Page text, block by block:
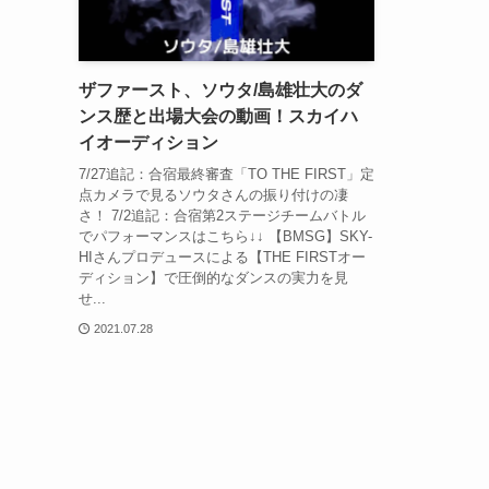
ザファースト、ソウタ/島雄壮大のダ
ンス歴と出場大会の動画！スカイハ
イオーディション
7/27追記：合宿最終審査「TO THE FIRST」定
点カメラで見るソウタさんの振り付けの凄
さ！ 7/2追記：合宿第2ステージチームバトル
でパフォーマンスはこちら↓↓ 【BMSG】SKY-
HIさんプロデュースによる【THE FIRSTオー
ディション】で圧倒的なダンスの実力を見
せ...
2021.07.28